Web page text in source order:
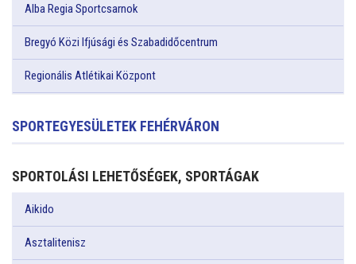
Alba Regia Sportcsarnok
Bregyó Közi Ifjúsági és Szabadidőcentrum
Regionális Atlétikai Központ
SPORTEGYESÜLETEK FEHÉRVÁRON
SPORTOLÁSI LEHETŐSÉGEK, SPORTÁGAK
Aikido
Asztalitenisz